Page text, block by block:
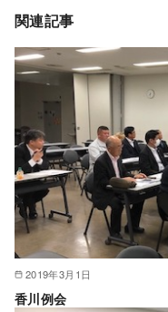
関連記事
2019年3月1日
香川例会